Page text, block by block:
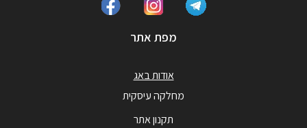
מפת אתר
אודות באג
מחלקה עיסקית
תקנון אתר